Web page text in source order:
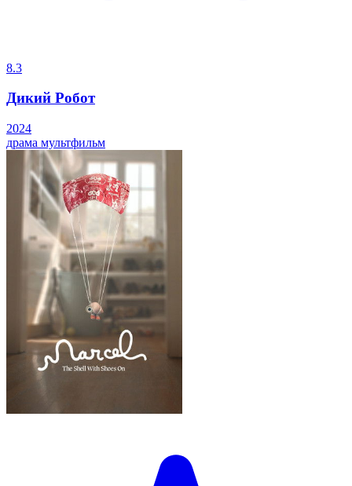
8.3
Дикий Робот
2024
драма мультфильм